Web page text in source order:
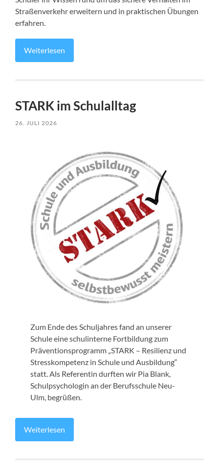
Straßenverkehr erweitern und in praktischen Übungen
erfahren.
Weiterlesen
STARK im Schulalltag
26. JULI 2026
Zum Ende des Schuljahres fand an unserer
Schule eine schulinterne Fortbildung zum
Präventionsprogramm „STARK – Resilienz und
Stresskompetenz in Schule und Ausbildung“
statt. Als Referentin durften wir Pia Blank,
Schulpsychologin an der Berufsschule Neu-
Ulm, begrüßen.
Weiterlesen